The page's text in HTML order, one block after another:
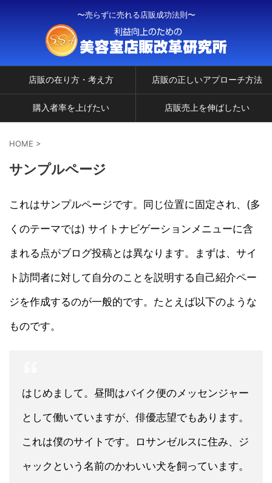
〜売らずに売れる店販成功法則〜
店販の在り方・考え方 店販の正しいアプローチ方法
購入者率を上げたい 店販売上を伸ばしたい
HOME >
サンプルページ
これはサンプルページです。同じ位置に固定され、(多
くのテーマでは) サイトナビゲーションメニューに含
まれる点がブログ投稿とは異なります。まずは、サイ
ト訪問者に対して自分のことを説明する自己紹介ペー
ジを作成するのが一般的です。たとえば以下のような
ものです。
はじめまして。昼間はバイク便のメッセンジャー
として働いていますが、俳優志望でもあります。
これは僕のサイトです。ロサンゼルスに住み、ジ
ャックという名前のかわいい犬を飼っています。